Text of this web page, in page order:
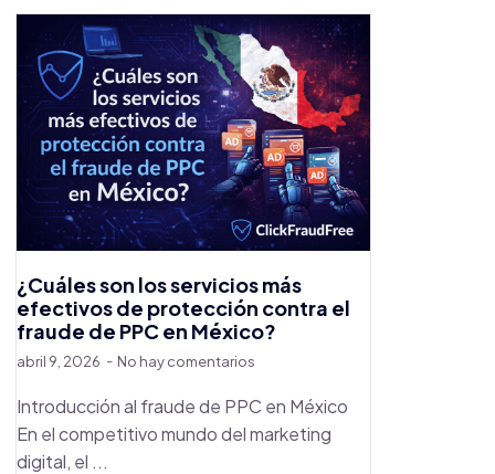
¿Cuáles son los servicios más
efectivos de protección contra el
fraude de PPC en México?
abril 9, 2026 No hay comentarios
Introducción al fraude de PPC en México
En el competitivo mundo del marketing
digital, el ...